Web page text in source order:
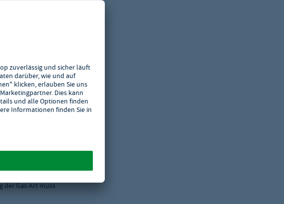
installiert und in
und in Betrieb
der Gas-Art muss